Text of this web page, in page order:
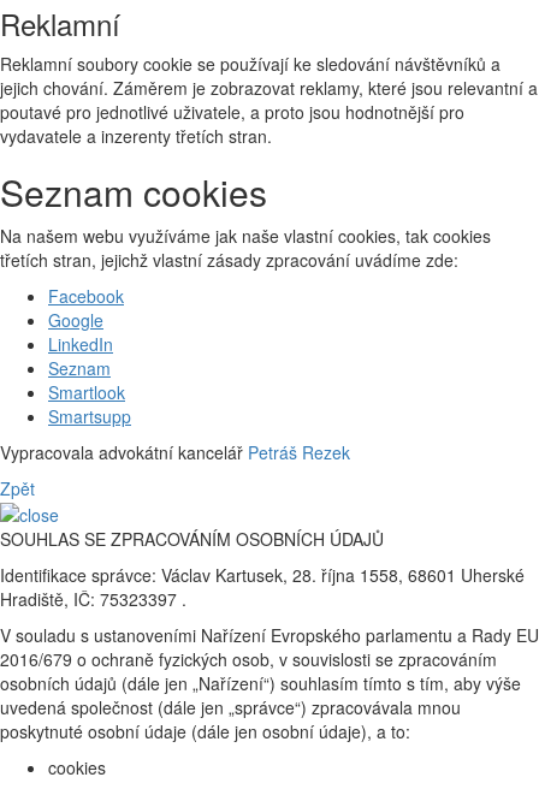
Reklamní
Reklamní soubory cookie se používají ke sledování návštěvníků a
jejich chování. Záměrem je zobrazovat reklamy, které jsou relevantní a
poutavé pro jednotlivé uživatele, a proto jsou hodnotnější pro
vydavatele a inzerenty třetích stran.
Seznam cookies
Na našem webu využíváme jak naše vlastní cookies, tak cookies
třetích stran, jejichž vlastní zásady zpracování uvádíme zde:
Facebook
Google
LinkedIn
Seznam
Smartlook
Smartsupp
Vypracovala advokátní kancelář Petráš Rezek
Zpět
SOUHLAS SE ZPRACOVÁNÍM OSOBNÍCH ÚDAJŮ
Identifikace správce: Václav Kartusek, 28. října 1558, 68601 Uherské
Hradiště, IČ: 75323397 .
V souladu s ustanoveními Nařízení Evropského parlamentu a Rady EU
2016/679 o ochraně fyzických osob, v souvislosti se zpracováním
osobních údajů (dále jen „Nařízení“) souhlasím tímto s tím, aby výše
uvedená společnost (dále jen „správce“) zpracovávala mnou
poskytnuté osobní údaje (dále jen osobní údaje), a to:
cookies